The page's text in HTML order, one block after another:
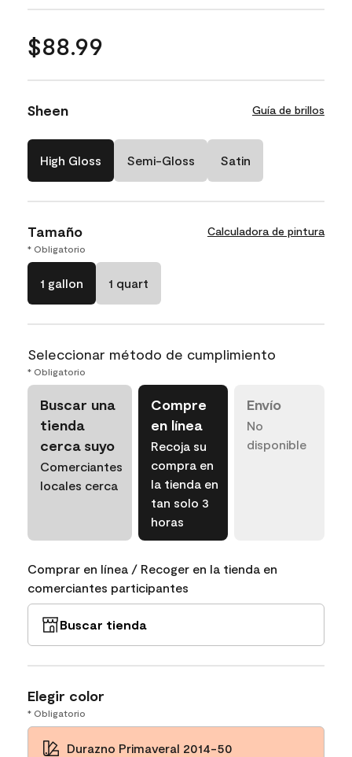
$88.99
Sheen Guía de brillos
High Gloss Semi-Gloss Satin
Tamaño Calculadora de pintura
* Obligatorio
1 gallon 1 quart
Seleccionar método de cumplimiento
* Obligatorio
Buscar una
tienda
cerca suyo
Comerciantes
locales cerca
Compre
en línea
Recoja su
compra en
la tienda en
tan solo 3
horas
Envío
No
disponible
Comprar en línea / Recoger en la tienda en
comerciantes participantes
Buscar tienda
Elegir color
* Obligatorio
Durazno Primaveral 2014-50